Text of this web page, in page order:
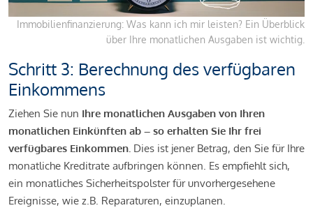
Immobilienfinanzierung: Was kann ich mir leisten? Ein Überblick
über Ihre monatlichen Ausgaben ist wichtig.
Schritt 3: Berechnung des verfügbaren
Einkommens
Ziehen Sie nun Ihre monatlichen Ausgaben von Ihren
monatlichen Einkünften ab – so erhalten Sie Ihr frei
verfügbares Einkommen. Dies ist jener Betrag, den Sie für Ihre
monatliche Kreditrate aufbringen können. Es empfiehlt sich,
ein monatliches Sicherheitspolster für unvorhergesehene
Ereignisse, wie z.B. Reparaturen, einzuplanen.